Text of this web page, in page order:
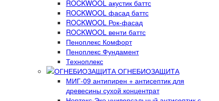
ROCKWOOL акустик баттс
ROCKWOOL фасад баттс
ROCKWOOL Рок-фасад
ROCKWOOL венти баттс
Пеноплекс Комфорт
Пеноплекс Фундамент
Техноплекс
ОГНЕБИОЗАЩИТА
МИГ-09 антипирен + антисептик для
древесины сухой концентрат